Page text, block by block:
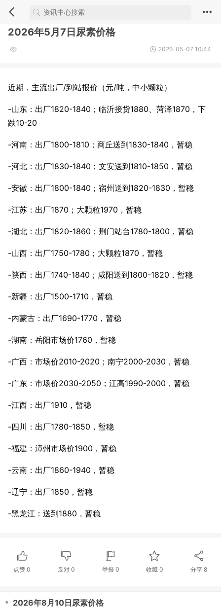
2026年5月7日尿素价格
2026-05-07 10:44
近期，主流出厂/到站报价（元/吨，中小颗粒）
-山东：出厂1820-1840；临沂接货1880、菏泽1870，下
跌10-20
-河南：出厂1800-1810；商丘送到1830-1840，暂稳
-河北：出厂1830-1840；文安送到1810-1850，暂稳
-安徽：出厂1800-1840；宿州送到1820-1830，暂稳
-江苏：出厂1870；大颗粒1970，暂稳
-湖北：出厂1820-1860；荆门站台1780-1800，暂稳
-山西：出厂1750-1780；大颗粒1870，暂稳
-陕西：出厂1740-1840；咸阳送到1800-1820，暂稳
-新疆：出厂1500-1710，暂稳
-内蒙古：出厂1690-1770，暂稳
-湖南：岳阳市场价1760，暂稳
-广西：市场价2010-2020；南宁2000-2030，暂稳
-广东：市场价2030-2050；江高1990-2000，暂稳
-江西：出厂1910，暂稳
-四川：出厂1780-1850，暂稳
-福建：漳州市场价1900，暂稳
-云南：出厂1860-1940，暂稳
-辽宁：出厂1850，暂稳
-黑龙江：送到1880，暂稳
点赞0 反对 0 举报 0 收藏 0 分享8
・ 2026年8月10日尿素价格